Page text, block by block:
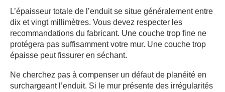
L’épaisseur totale de l’enduit se situe généralement entre
dix et vingt millimètres. Vous devez respecter les
recommandations du fabricant. Une couche trop fine ne
protégera pas suffisamment votre mur. Une couche trop
épaisse peut fissurer en séchant.
Ne cherchez pas à compenser un défaut de planéité en
surchargeant l’enduit. Si le mur présente des irrégularités